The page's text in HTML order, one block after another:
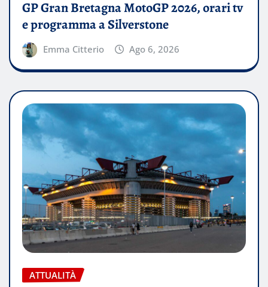
GP Gran Bretagna MotoGP 2026, orari tv
e programma a Silverstone
Emma Citterio Ago 6, 2026
ATTUALITÀ